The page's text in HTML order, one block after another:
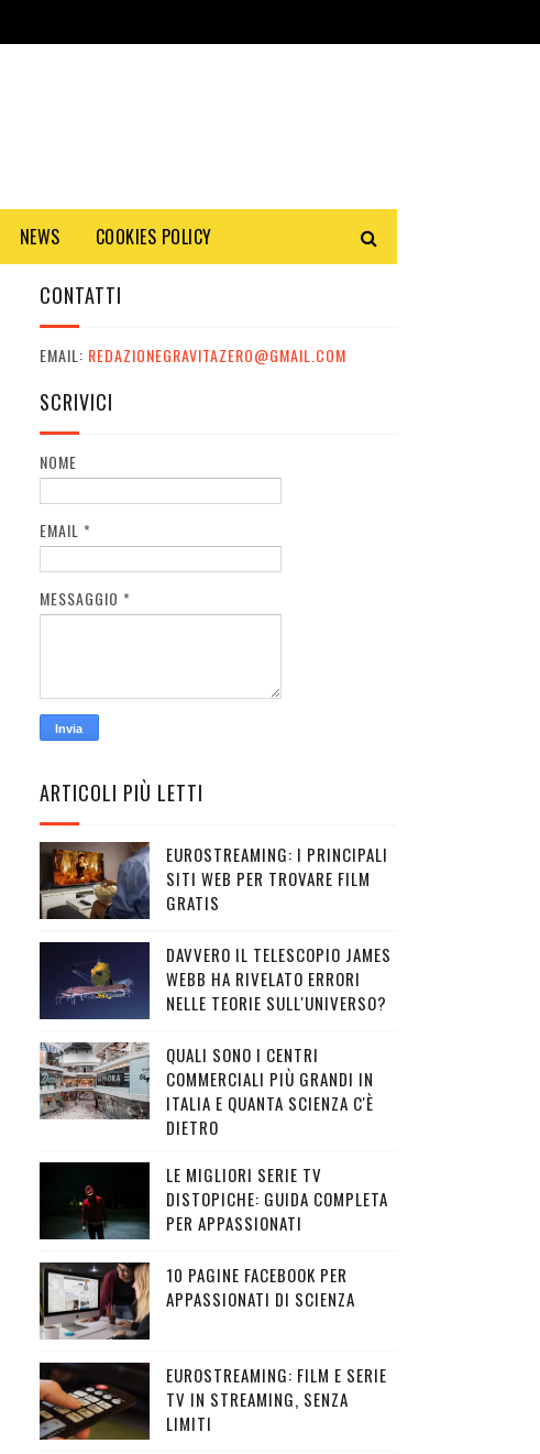
NEWS COOKIES POLICY
CONTATTI
EMAIL: REDAZIONEGRAVITAZERO@GMAIL.COM
SCRIVICI
NOME
EMAIL *
MESSAGGIO *
ARTICOLI PIÙ LETTI
EUROSTREAMING: I PRINCIPALI
SITI WEB PER TROVARE FILM
GRATIS
DAVVERO IL TELESCOPIO JAMES
WEBB HA RIVELATO ERRORI
NELLE TEORIE SULL'UNIVERSO?
QUALI SONO I CENTRI
COMMERCIALI PIÙ GRANDI IN
ITALIA E QUANTA SCIENZA C'È
DIETRO
LE MIGLIORI SERIE TV
DISTOPICHE: GUIDA COMPLETA
PER APPASSIONATI
10 PAGINE FACEBOOK PER
APPASSIONATI DI SCIENZA
EUROSTREAMING: FILM E SERIE
TV IN STREAMING, SENZA
LIMITI